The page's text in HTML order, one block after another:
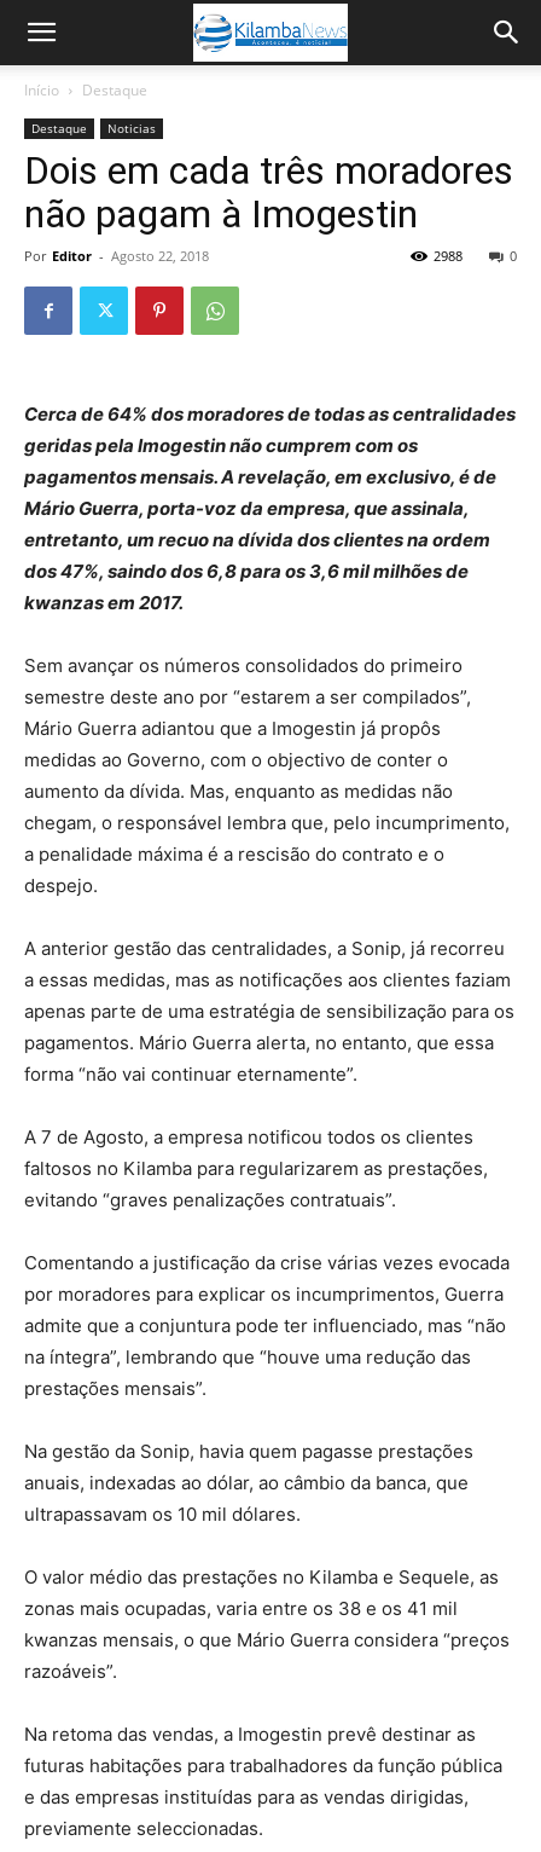
Início Destaque
Destaque Noticias
Dois em cada três moradores
não pagam à Imogestin
Por Editor - Agosto 22, 2018 0
2988
Cerca de 64% dos moradores de todas as centralidades
geridas pela Imogestin não cumprem com os
pagamentos mensais. A revelação, em exclusivo, é de
Mário Guerra, porta-voz da empresa, que assinala,
entretanto, um recuo na dívida dos clientes na ordem
dos 47%, saindo dos 6,8 para os 3,6 mil milhões de
kwanzas em 2017.
Sem avançar os números consolidados do primeiro
semestre deste ano por “estarem a ser compilados”,
Mário Guerra adiantou que a Imogestin já propôs
medidas ao Governo, com o objectivo de conter o
aumento da dívida. Mas, enquanto as medidas não
chegam, o responsável lembra que, pelo incumprimento,
a penalidade máxima é a rescisão do contrato e o
despejo.
A anterior gestão das centralidades, a Sonip, já recorreu
a essas medidas, mas as notificações aos clientes faziam
apenas parte de uma estratégia de sensibilização para os
pagamentos. Mário Guerra alerta, no entanto, que essa
forma “não vai continuar eternamente”.
A 7 de Agosto, a empresa notificou todos os clientes
faltosos no Kilamba para regularizarem as prestações,
evitando “graves penalizações contratuais”.
Comentando a justificação da crise várias vezes evocada
por moradores para explicar os incumprimentos, Guerra
admite que a conjuntura pode ter influenciado, mas “não
na íntegra”, lembrando que “houve uma redução das
prestações mensais”.
Na gestão da Sonip, havia quem pagasse prestações
anuais, indexadas ao dólar, ao câmbio da banca, que
ultrapassavam os 10 mil dólares.
O valor médio das prestações no Kilamba e Sequele, as
zonas mais ocupadas, varia entre os 38 e os 41 mil
kwanzas mensais, o que Mário Guerra considera “preços
razoáveis”.
Na retoma das vendas, a Imogestin prevê destinar as
futuras habitações para trabalhadores da função pública
e das empresas instituídas para as vendas dirigidas,
previamente seleccionadas.